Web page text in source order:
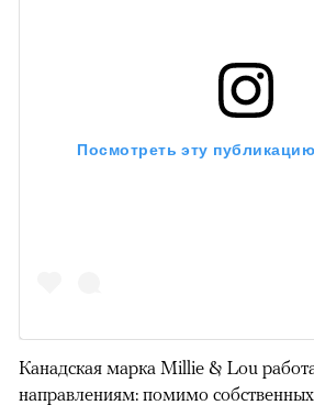
Посмотреть эту
Канадская марка Millie & Lou
направлениям: помимо